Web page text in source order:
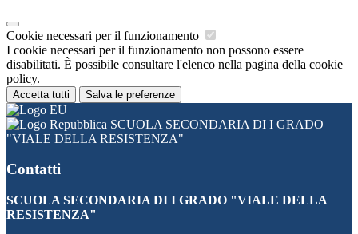
Cookie necessari per il funzionamento
I cookie necessari per il funzionamento non possono essere
disabilitati. È possibile consultare l'elenco nella pagina della cookie
policy.
Accetta tutti Salva le preferenze
SCUOLA SECONDARIA DI I GRADO
"VIALE DELLA RESISTENZA"
Contatti
SCUOLA SECONDARIA DI I GRADO "VIALE DELLA
RESISTENZA"